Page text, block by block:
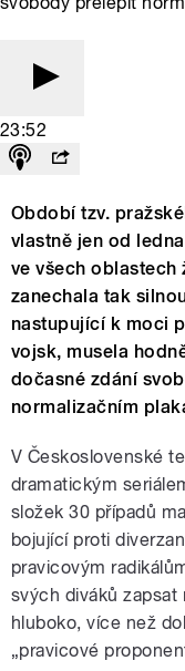
23:52
Období tzv.
vlastně jen od
ve všech
zanechala tak
nastupující k moci
vojsk, musela
dočasné zdání
normalizačním
V Československé
dramatickým
složek 30 případů
bojující proti
pravicovým
svých diváků
hluboko, více než
„pravicové